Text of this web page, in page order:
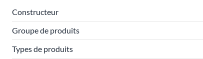
Constructeur
Groupe de produits
Types de produits